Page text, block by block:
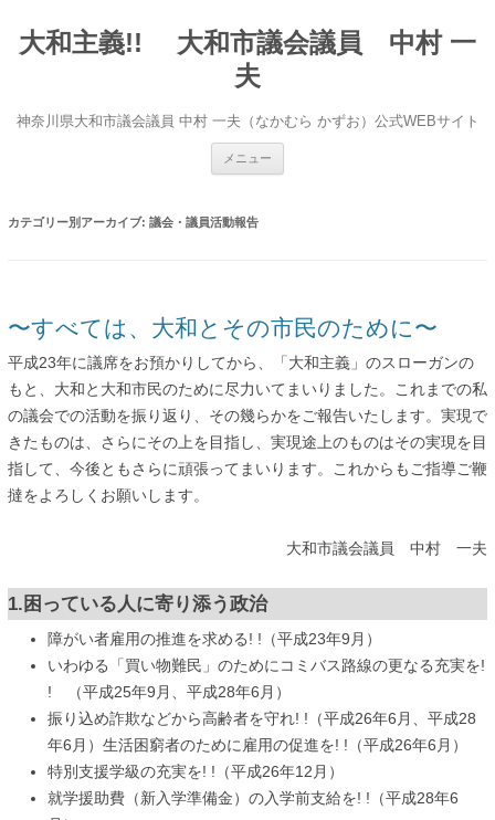
大和主義!! 大和市議会議員 中村 一
夫
神奈川県大和市議会議員 中村 一夫（なかむら かずお）公式WEBサイト
メニュー
カテゴリー別アーカイブ: 議会・議員活動報告
〜すべては、大和とその市民のために〜
平成23年に議席をお預かりしてから、「大和主義」のスローガンの
もと、大和と大和市民のために尽力いてまいりました。これまでの私
の議会での活動を振り返り、その幾らかをご報告いたします。実現で
きたものは、さらにその上を目指し、実現途上のものはその実現を目
指して、今後ともさらに頑張ってまいります。これからもご指導ご鞭
撻をよろしくお願いします。
大和市議会議員 中村 一夫
1.困っている人に寄り添う政治
障がい者雇用の推進を求める! !（平成23年9月）
いわゆる「買い物難民」のためにコミバス路線の更なる充実を!
! （平成25年9月、平成28年6月）
振り込め詐欺などから高齢者を守れ! !（平成26年6月、平成28
年6月）生活困窮者のために雇用の促進を! !（平成26年6月）
特別支援学級の充実を! !（平成26年12月）
就学援助費（新入学準備金）の入学前支給を! !（平成28年6